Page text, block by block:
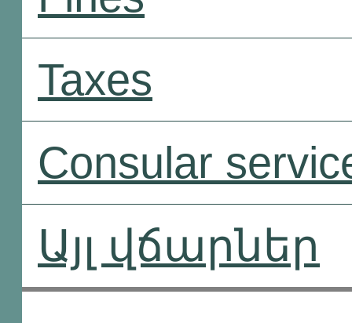
Taxes
Consular
Այլ վճարներ